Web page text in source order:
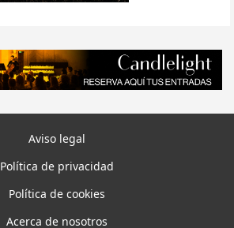
Aviso legal
Política de privacidad
Política de cookies
Acerca de nosotros